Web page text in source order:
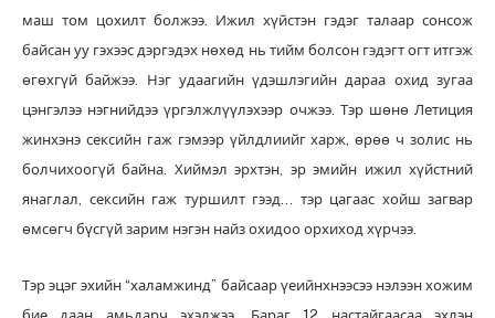
маш том цохилт болжээ. Ижил хүйстэн гэдэг талаар сонсож
байсан уу гэхээс дэргэдэх нөхөд нь тийм болсон гэдэгт огт итгэж
өгөхгүй байжээ. Нэг удаагийн үдэшлэгийн дараа охид зугаа
цэнгэлээ нэгнийдээ үргэлжлүүлэхээр очжээ. Тэр шөнө Летиция
жинхэнэ сексийн гаж гэмээр үйлдлиийг харж, өрөө ч золис нь
болчихоогүй байна. Хиймэл эрхтэн, эр эмийн ижил хүйстний
янаглал, сексийн гаж туршилт гээд… тэр цагаас хойш загвар
өмсөгч бүсгүй зарим нэгэн найз охидоо орхиход хүрчээ.
Тэр эцэг эхийн “халамжинд” байсаар үеийнхнээсээ нэлээн хожим